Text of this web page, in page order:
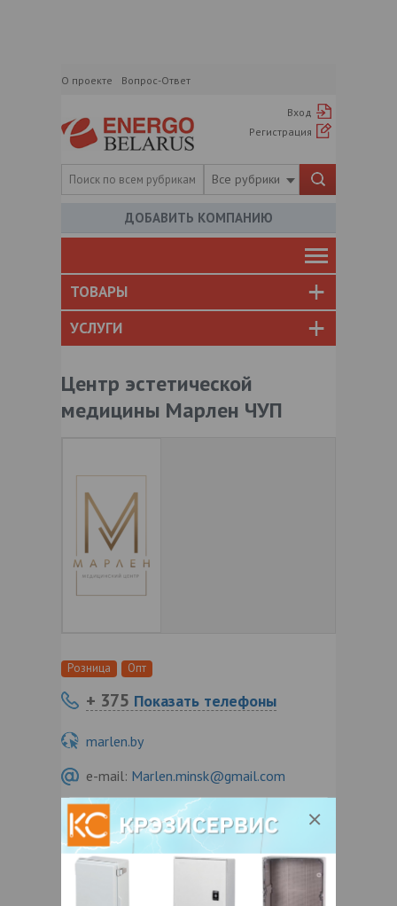
О проекте Вопрос-Ответ
Вход
Регистрация
Все рубрики
ДОБАВИТЬ КОМПАНИЮ
ТОВАРЫ
УСЛУГИ
Центр эстетической
медицины Марлен ЧУП
Розница Опт
+ 375 Показать телефоны
marlen.by
e-mail: Marlen.minsk@gmail.com
220055, Беларусь, Минская обл.,
Минск, Каменногорская 108, пом.
здрав. 37